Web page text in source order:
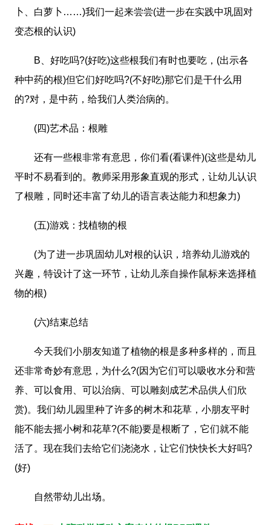
卜、白萝卜……)我们一起来尝尝(进一步在实践中巩固对
变态根的认识)
B、好吃吗?(好吃)这些根我们有时也要吃，(出示各
种中药的根)但它们好吃吗?(不好吃)那它们是干什么用
的?对，是中药，给我们人类治病的。
(四)艺术品：根雕
还有一些根非常有意思，你们看(看课件)(这些是幼儿
平时不易看到的。教师采用形象直观的形式，让幼儿认识
了根雕，同时还丰富了幼儿的语言表达能力和想象力)
(五)游戏：找植物的根
(为了进一步巩固幼儿对根的认识，培养幼儿游戏的
兴趣，特设计了这一环节，让幼儿亲自操作鼠标来选择植
物的根)
(六)结束总结
今天我们小朋友知道了植物的根是多种多样的，而且
还非常奇妙有意思，为什么?(因为它们可以吸收水分和营
养、可以食用、可以治病、可以雕刻成艺术品供人们欣
赏)。我们幼儿园里种了许多的树木和花草，小朋友平时
能不能去摇小树和花草?(不能)要是根断了，它们就不能
活了。现在我们去给它们浇浇水，让它们快快长大好吗?
(好)
自然带幼儿出场。